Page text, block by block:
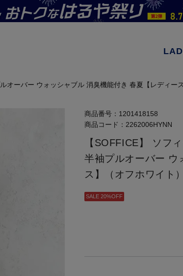
オーバー ウォッシャブル 消臭機能付き 春夏【レディー
商品番号： 1201418158
商品コード： 2262006HYNN
【SOFFICE】 ソフ
半袖プルオーバー ウ
ス】（オフホワイト）
SALE 20%OFF